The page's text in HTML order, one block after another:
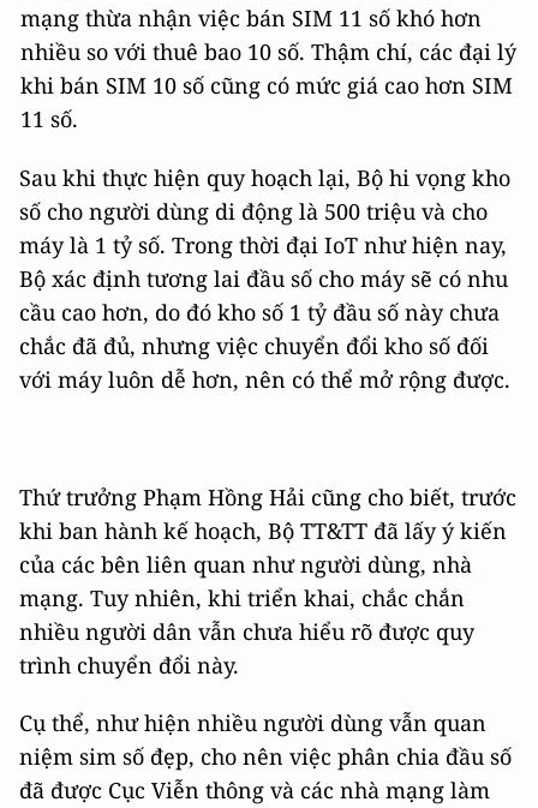
mạng thừa nhận việc bán SIM 11 số khó hơn
nhiều so với thuê bao 10 số. Thậm chí, các đại lý
khi bán SIM 10 số cũng có mức giá cao hơn SIM
11 số.
Sau khi thực hiện quy hoạch lại, Bộ hi vọng kho
số cho người dùng di động là 500 triệu và cho
máy là 1 tỷ số. Trong thời đại IoT như hiện nay,
Bộ xác định tương lai đầu số cho máy sẽ có nhu
cầu cao hơn, do đó kho số 1 tỷ đầu số này chưa
chắc đã đủ, nhưng việc chuyển đổi kho số đối
với máy luôn dễ hơn, nên có thể mở rộng được.
Thứ trưởng Phạm Hồng Hải cũng cho biết, trước
khi ban hành kế hoạch, Bộ TT&TT đã lấy ý kiến
của các bên liên quan như người dùng, nhà
mạng. Tuy nhiên, khi triển khai, chắc chắn
nhiều người dân vẫn chưa hiểu rõ được quy
trình chuyển đổi này.
Cụ thể, như hiện nhiều người dùng vẫn quan
niệm sim số đẹp, cho nên việc phân chia đầu số
đã được Cục Viễn thông và các nhà mạng làm